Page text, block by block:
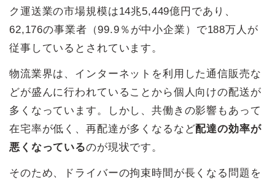
ク運送業の市場規模は14兆5,449億円であり、
62,176の事業者（99.9％が中小企業）で188万人が
従事しているとされています。
物流業界は、インターネットを利用した通信販売な
どが盛んに行われていることから個人向けの配送が
多くなっています。しかし、共働きの影響もあって
在宅率が低く、再配達が多くなるなど配達の効率が
悪くなっているのが現状です。
そのため、ドライバーの拘束時間が長くなる問題を